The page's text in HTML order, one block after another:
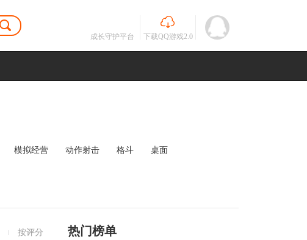
成长守护平台 下载QQ游戏2.0
模拟经营 动作射击 格斗
桌面
按评分 热门榜单